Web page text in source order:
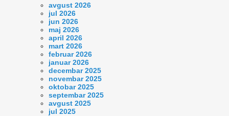
avgust 2026
jul 2026
jun 2026
maj 2026
april 2026
mart 2026
februar 2026
januar 2026
decembar 2025
novembar 2025
oktobar 2025
septembar 2025
avgust 2025
jul 2025